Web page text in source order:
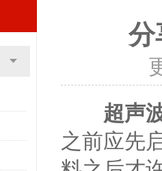
分
超声
之前应先